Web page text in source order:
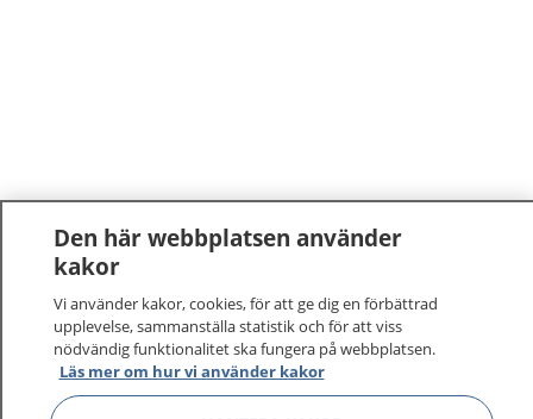
1177 –tryggt om din hälsa och vård
På 1177.se får du råd om hälsa och information om
sjukdomar och vilka mottagningar du kan kontakta.
Logga in för att läsa din journal och göra dina
vårdärenden. Ring telefonnummer 1177 för
Den här webbplatsen använder
kakor
Vi använder kakor, cookies, för att ge dig en förbättrad
upplevelse, sammanställa statistik och för att viss
nödvändig funktionalitet ska fungera på webbplatsen.
Läs mer om hur vi använder kakor